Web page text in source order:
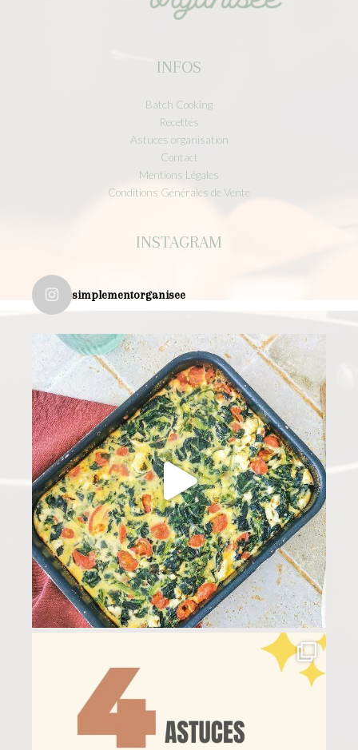
INFOS
Batch Cooking
Recettes
Astuces organisation
Contact
Mentions Légales
Conditions Générales de Vente
INSTAGRAM
simplementorganisee